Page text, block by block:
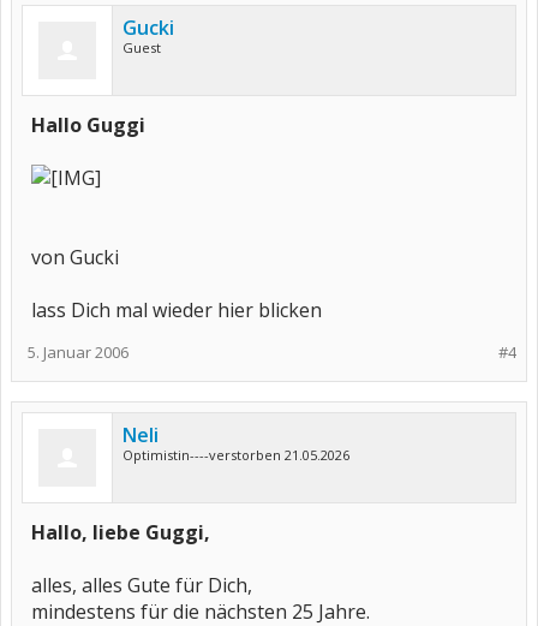
Gucki
Guest
Hallo Guggi
von Gucki
lass Dich mal wieder hier blicken
#4
5. Januar 2006
Neli
Optimistin----verstorben 21.05.2026
Hallo, liebe Guggi,
alles, alles Gute für Dich,
mindestens für die nächsten 25 Jahre.